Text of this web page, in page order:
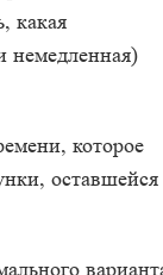
какая
немедленная)
которое
оставшейся